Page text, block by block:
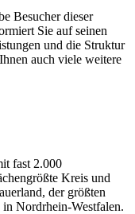
Besucher dieser
Sie auf seinen
und die Struktur
auch viele weitere
fast 2.000
Kreis und
der größten
in Nordrhein-Westfalen.